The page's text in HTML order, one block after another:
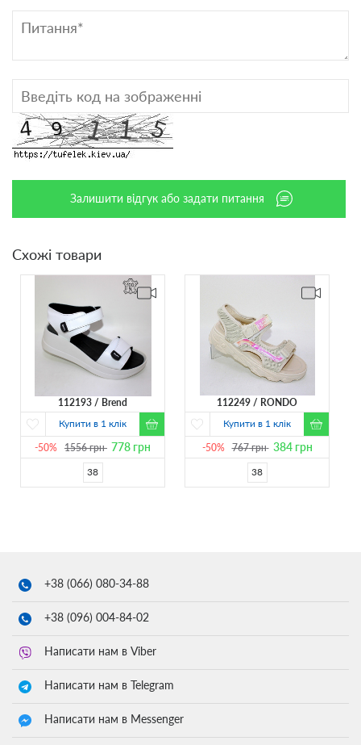
Залишити відгук або задати питання
Схожі товари
112193
Brend
Купити в 1 клік
-50% 1556грн 778 грн
38
112249
RONDO
Купити в 1 клік
-50% 767грн 384грн
38
+38 (066) 080-34-88
+38 (096) 004-84-02
Написати нам в Viber
Написати нам в Telegram
Написати нам в Messenger